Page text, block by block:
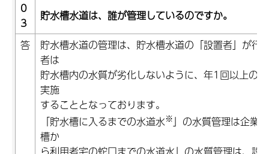
0
3
貯水槽水道は、誰が管理しているのですか。
答
貯水槽水道の管理は、貯水槽水道の「設置者」が行
者は
貯水槽内の水質が劣化しないように、年1回以上の
実施
することとなっております。
「貯水槽に入るまでの水道水※」の水質管理は企業
槽か